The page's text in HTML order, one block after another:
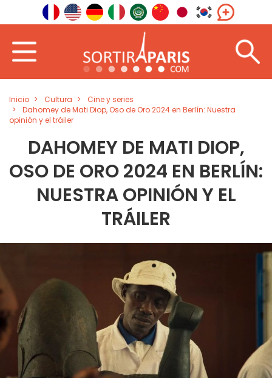
Inicio Cultura
Cine y series
Dahomey de Mati Diop, Oso de Oro 2024 en Berlín: Nuestra
opinión y el tráiler
DAHOMEY DE MATI DIOP,
OSO DE ORO 2024 EN BERLÍN:
NUESTRA OPINIÓN Y EL
TRÁILER